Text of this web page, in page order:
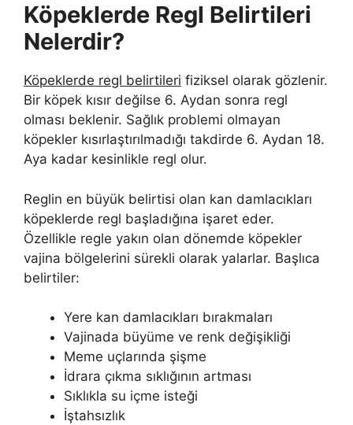
Köpeklerde Regl Belirtileri
Nelerdir?
Köpeklerde regl belirtileri fiziksel olarak gözlenir.
Bir köpek kısır değilse 6. Aydan sonra regl
olması beklenir. Sağlık problemi olmayan
köpekler kısırlaştırılmadığı takdirde 6. Aydan 18.
Aya kadar kesinlikle regl olur.
Reglin en büyük belirtisi olan kan damlacıkları
köpeklerde regl başladığına işaret eder.
Özellikle regle yakın olan dönemde köpekler
vajina bölgelerini sürekli olarak yalarlar. Başlıca
belirtiler:
Yere kan damlacıkları bırakmaları
Vajinada büyüme ve renk değişikliği
Meme uçlarında şişme
İdrara çıkma sıklığının artması
Sıklıkla su içme isteği
İştahsızlık